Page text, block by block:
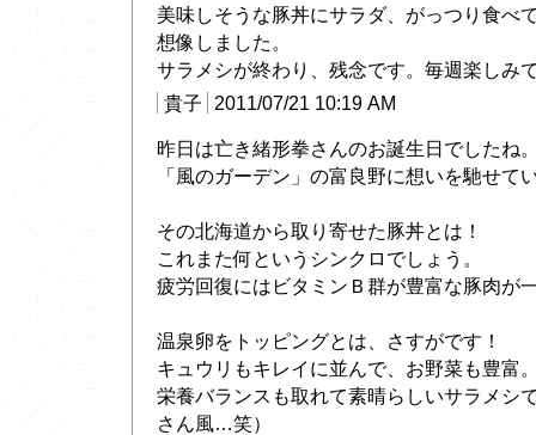
美味しそうな豚丼にサラダ、がっつり食べ
想像しました。
サラメシが終わり、残念です。毎週楽しみ
貴子
2011/07/21 10:19 AM
昨日は亡き緒形拳さんのお誕生日でしたね
「風のガーデン」の富良野に想いを馳せて
その北海道から取り寄せた豚丼とは！
これまた何というシンクロでしょう。
疲労回復にはビタミンＢ群が豊富な豚肉が
温泉卵をトッピングとは、さすがです！
キュウリもキレイに並んで、お野菜も豊富
栄養バランスも取れて素晴らしいサラメシ
さん風…笑）